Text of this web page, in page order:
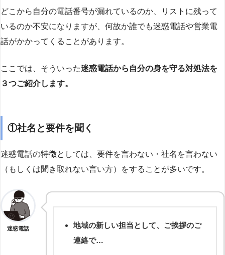
どこから自分の電話番号が漏れているのか、リストに残って
いるのか不安になりますが、何故か誰でも迷惑電話や営業電
話がかかってくることがあります。
ここでは、そういった迷惑電話から自分の身を守る対処法を
３つご紹介します。
①社名と要件を聞く
迷惑電話の特徴としては、要件を言わない・社名を言わない
（もしくは聞き取れない言い方）をすることが多いです。
迷惑電話
地域の新しい担当として、ご挨拶のご
連絡で…